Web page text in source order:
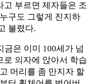
고 부르면 제자들은 조
구도 그렇게 진지하
불렸다.
금은 이미 100세가 넘
로 의자에 앉아서 학습
머리를 좀 만지자 할